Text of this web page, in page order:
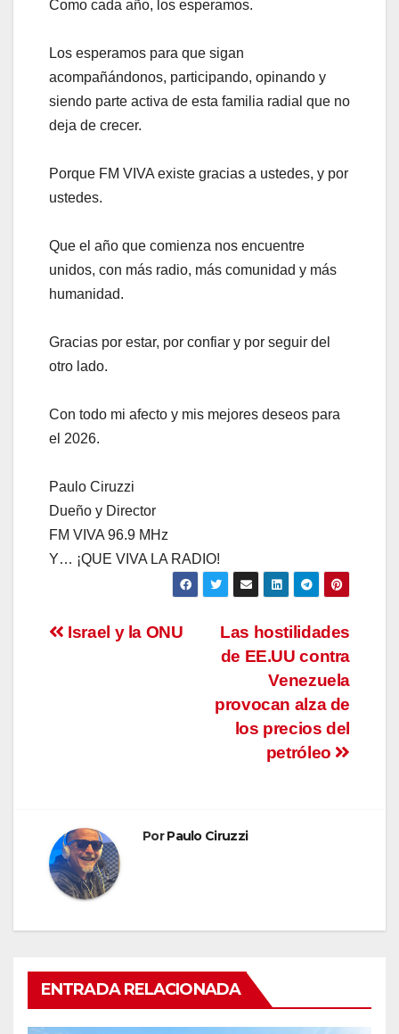
Como cada año, los esperamos.
Los esperamos para que sigan
acompañándonos, participando, opinando y
siendo parte activa de esta familia radial que no
deja de crecer.
Porque FM VIVA existe gracias a ustedes, y por
ustedes.
Que el año que comienza nos encuentre
unidos, con más radio, más comunidad y más
humanidad.
Gracias por estar, por confiar y por seguir del
otro lado.
Con todo mi afecto y mis mejores deseos para
el 2026.
Paulo Ciruzzi
Dueño y Director
FM VIVA 96.9 MHz
Y… ¡QUE VIVA LA RADIO!
Navegación
Las hostilidades
de EE.UU contra
Venezuela
provocan alza de
los precios del
petróleo
Israel y la ONU
PorPaulo Ciruzzi
ENTRADA RELACIONADA